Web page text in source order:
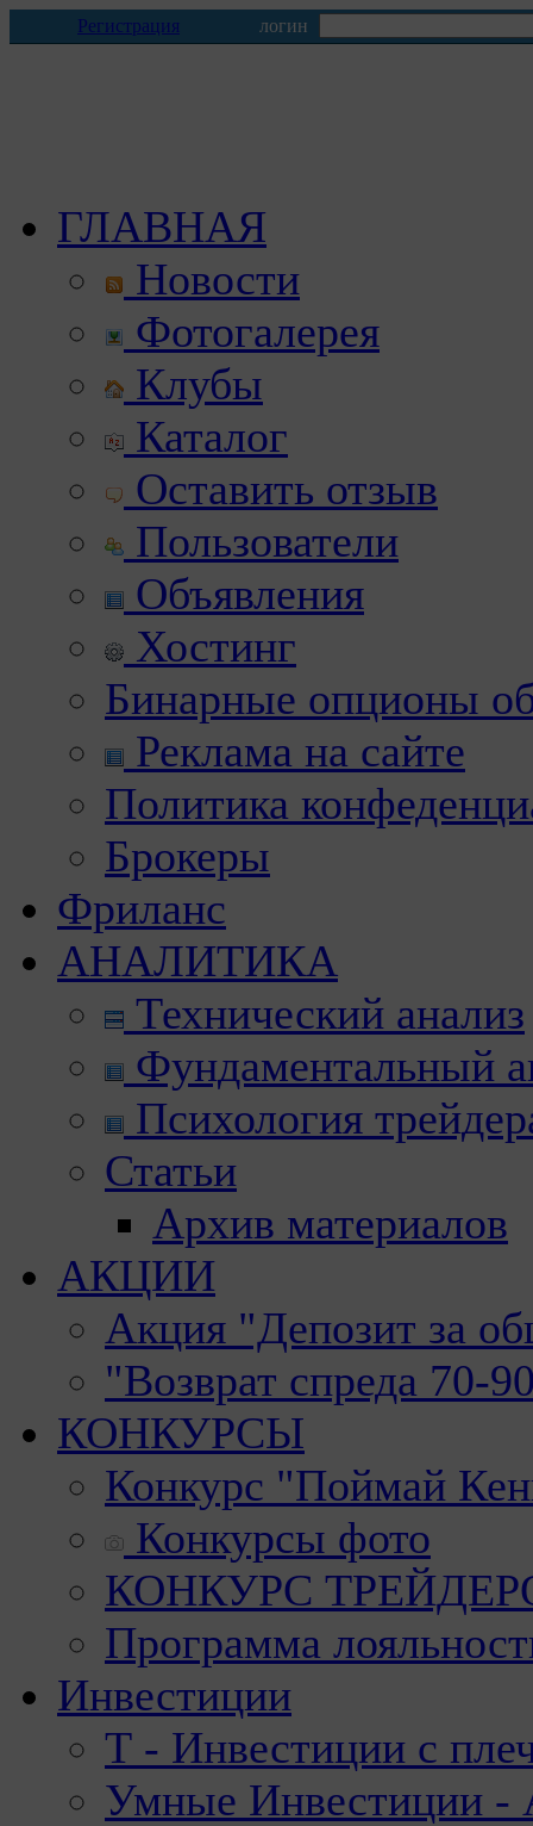
Регистрация логин
ГЛАВНАЯ
Новости
Фотогалерея
Клубы
Каталог
Оставить отзыв
Пользователи
Объявления
Хостинг
Бинарные опционы
Реклама на сайте
Политика
Брокеры
Фриланс
АНАЛИТИКА
Технический анализ
Фундаментальный
Психология
Статьи
Архив материалов
АКЦИИ
Акция "Депозит за
"Возврат спреда 70-
КОНКУРСЫ
Конкурс "Поймай
Конкурсы фото
КОНКУРС
Программа
Инвестиции
Т - Инвестиции с
Умные Инвестиции -